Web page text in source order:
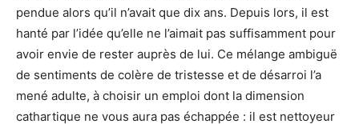
pendue alors qu’il n’avait que dix ans. Depuis lors, il est
hanté par l’idée qu’elle ne l’aimait pas suffisamment pour
avoir envie de rester auprès de lui. Ce mélange ambiguë
de sentiments de colère de tristesse et de désarroi l’a
mené adulte, à choisir un emploi dont la dimension
cathartique ne vous aura pas échappée : il est nettoyeur